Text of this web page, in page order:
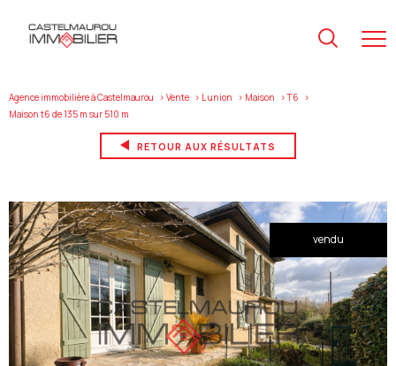
Agence immobilière à Castelmaurou Vente L union Maison
T6
maison t6 de 135 m sur 510 m
RETOUR AUX RÉSULTATS
vendu